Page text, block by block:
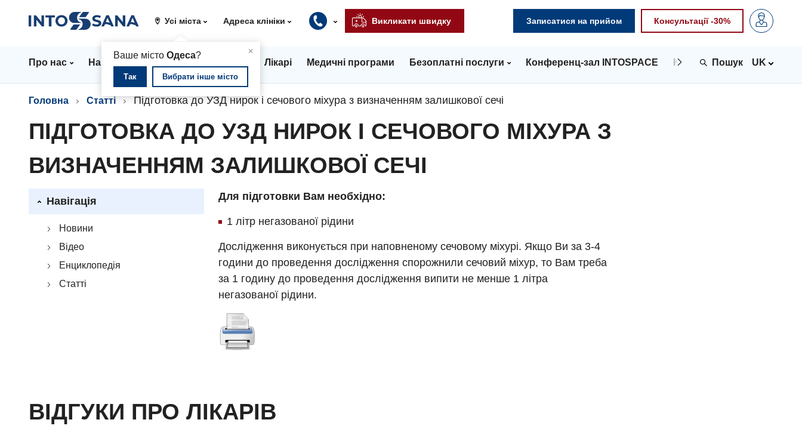
Усі міста
×
Ваше місто Одеса?
Так Вибрати інше місто
Адреса клініки Викликати швидку Записатися на прийом Консультації -30%
Про нас Напрямки Стаціонар Лікарі Медичні програми Безоплатні послуги Конференц-зал INTOSPACE Контакти UK
Головна Статті Підготовка до УЗД нирок і сечового міхура з визначенням залишкової сечі
ПІДГОТОВКА ДО УЗД НИРОК І СЕЧОВОГО МІХУРА З
ВИЗНАЧЕННЯМ ЗАЛИШКОВОЇ СЕЧІ
Навігація
Новини
Відео
Енциклопедія
Статті
Для підготовки Вам необхідно:
1 літр негазованої рідини
Дослідження виконується при наповненому сечовому міхурі. Якщо Ви за 3-4
години до проведення дослідження спорожнили сечовий міхур, то Вам треба
за 1 годину до проведення дослідження випити не менше 1 літра
негазованої рідини.
ВІДГУКИ ПРО ЛІКАРІВ